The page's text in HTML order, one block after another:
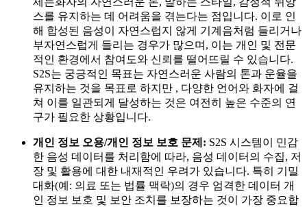
스를 유지하는 데 어려움을 겪는다는 점입니다. 이로 인
해 합성된 음성이 자연스럽지 않게 기계음처럼 들리거나
부자연스럽게 들리는 경우가 많으며, 이는 개인 및 전문
적인 환경에서 참여도와 신뢰를 떨어뜨릴 수 있습니다.
S2S는 궁긍적인 목표는 자연스러운 사람의 톤과 운율을
유지하는 것을 목표로 하지만 , 다양한 언어와 화자에 걸
쳐 이를 일관되게 달성하는 것은 여전히 높은 수준의 연
구가 필요한 상황입니다.
개인 정보 오용/개인 정보 보호 문제: S2S 시스템이 민감
한 음성 데이터를 처리함에 따라, 음성 데이터의 수집, 저
장 및 활용에 대한 내재적인 우려가 있습니다. 특히 기밀
대화(예: 의료 또는 법률 맥락)의 경우 엄격한 데이터 개
인 정보 보호 및 보안 조치를 보장하는 것이 가장 중요합